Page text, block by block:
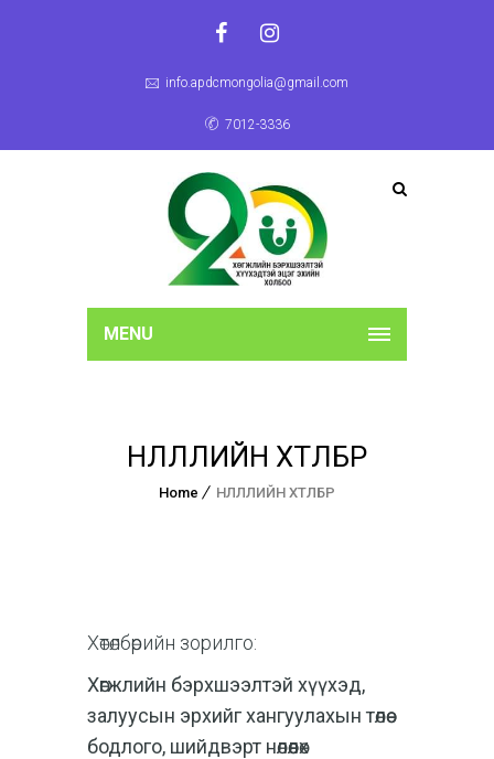
info.apdcmongolia@gmail.com
7012-3336
MENU
НӨЛӨӨЛЛИЙН ХӨТӨЛБӨР
Home НӨЛӨӨЛЛИЙН ХӨТӨЛБӨР
Хөтөлбөрийн зорилго:
Хөгжлийн бэрхшээлтэй хүүхэд,
залуусын эрхийг хангуулахын төлөө
бодлого, шийдвэрт нөлөөлөх